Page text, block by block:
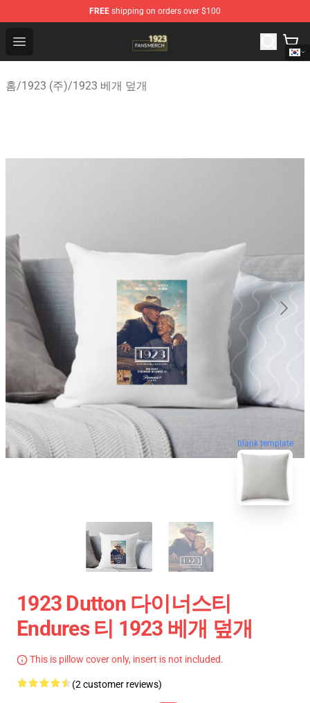
FREE shipping on orders over $100
Open menu
1923 Shop - Official 1923 Merchandise Store
홈/1923 (주)/1923 베개 덮개
blank template
1923 Dutton 다이너스티
Endures 티 1923 베개 덮개
This is pillow cover only, insert is not included.
(2 customer reviews)